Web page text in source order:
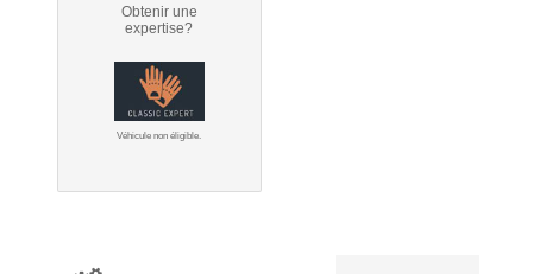
Obtenir une
expertise?
Véhicule non éligible.